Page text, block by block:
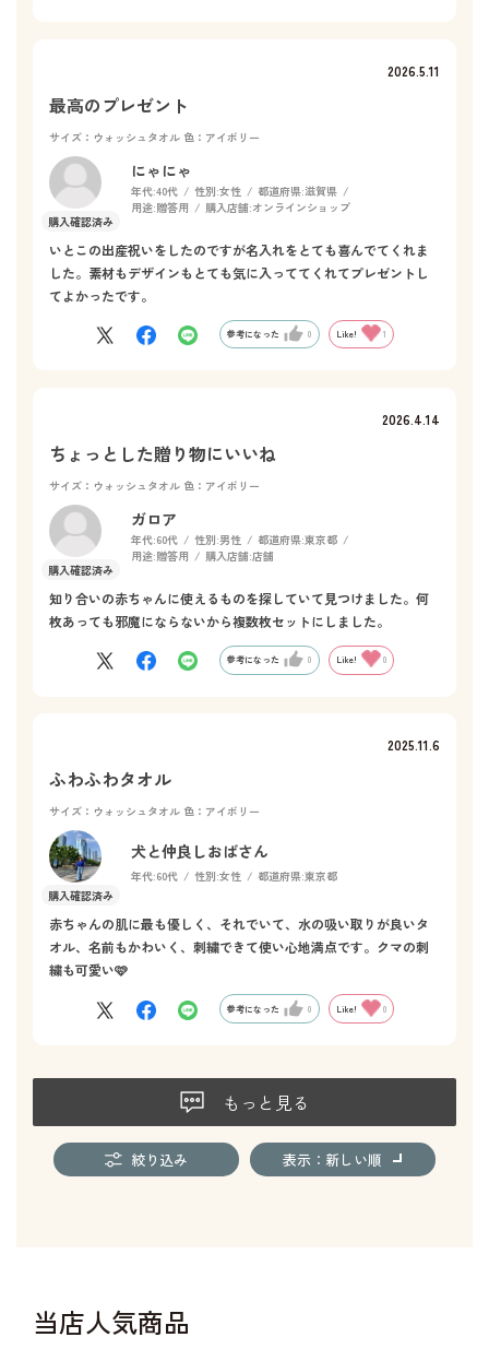
2026.5.11
最高のプレゼント
サイズ：ウォッシュタオル 色：アイボリー
にゃにゃ
年代:40代 性別:女性 都道府県:滋賀県
用途:贈答用 購入店舗:オンラインショップ
いとこの出産祝いをしたのですが名入れをとても喜んでてくれま
した。素材もデザインもとても気に入っててくれてプレゼントし
てよかったです。
参考になった 0 Like! 1
2026.4.14
ちょっとした贈り物にいいね
サイズ：ウォッシュタオル 色：アイボリー
ガロア
年代:60代 性別:男性 都道府県:東京都
用途:贈答用 購入店舗:店舗
知り合いの赤ちゃんに使えるものを探していて見つけました。何
枚あっても邪魔にならないから複数枚セットにしました。
参考になった 0 Like! 0
2025.11.6
ふわふわタオル
サイズ：ウォッシュタオル 色：アイボリー
犬と仲良しおばさん
年代:60代 性別:女性 都道府県:東京都
赤ちゃんの肌に最も優しく、それでいて、水の吸い取りが良いタ
オル、名前もかわいく、刺繍できて使い心地満点です。クマの刺
繍も可愛い🩷
参考になった 0 Like! 0
もっと見る
絞り込み 表示：新しい順
当店人気商品